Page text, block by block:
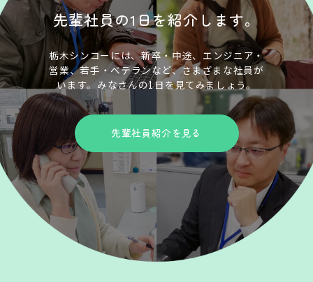
先輩社員の1日を紹介します。
栃木シンコーには、新卒・中途、エンジニア・
営業、若手・ベテランなど、さまざまな社員が
います。 みなさんの1日を見てみましょう。
先輩社員紹介を見る